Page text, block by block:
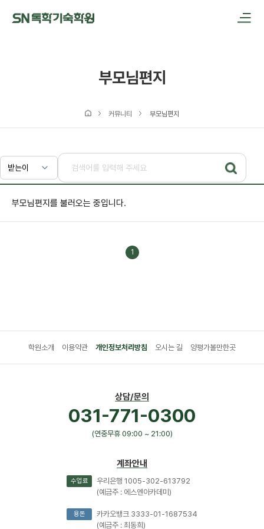
부모님편지
커뮤니티 부모님편지
부모님편지를 불러오는 중입니다.
1
학원소개 이용약관 개인정보처리방침 오시는 길 양평가볼만한곳
상담/문의
031-771-0300
(연중무휴 09:00 ~ 21:00)
계좌안내
수업료
우리은행 1005-302-613792
(예금주 : 에스엔아카데미)
용돈
카카오뱅크 3333-01-1687534
(예금주 : 최동희)